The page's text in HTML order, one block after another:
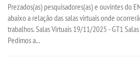
Prezados(as) pesquisadores(as) e ouvintes do
abaixo a relação das salas virtuais onde
trabalhos. Salas Virtuais 19/11/2025 - GT1
Pedimos a...